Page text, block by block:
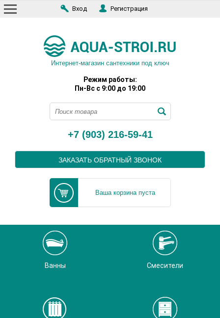
Вход Регистрация
Интернет-магазин сантехники под ключ
Режим работы:
Пн-Вс с 9:00 до 19:00
+7 (903) 216-59-41
ЗАКАЗАТЬ ОБРАТНЫЙ ЗВОНОК
Ваша корзина пуста
Ванны Смесители